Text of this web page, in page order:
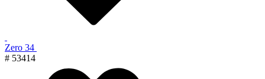
Zero 34
# 53414